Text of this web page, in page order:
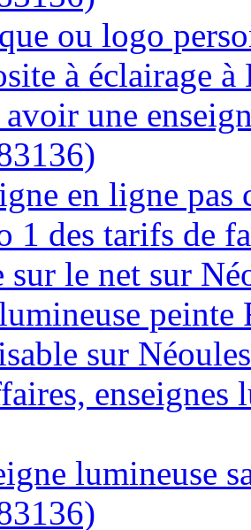
ou logo
à éclairage
une
en ligne pas
1 des tarifs de
sur le net sur
sur
enseignes
lumineuse